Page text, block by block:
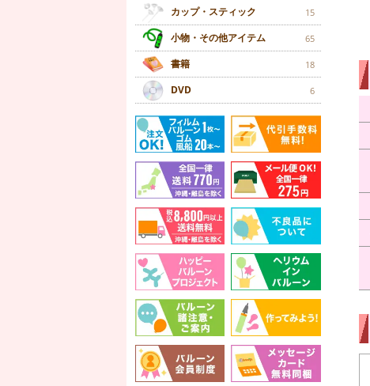
カップ・スティック 15
小物・その他アイテム 65
書籍 18
DVD 6